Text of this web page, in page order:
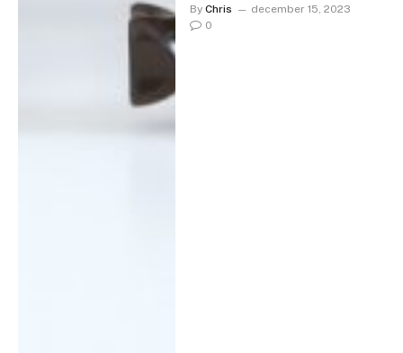
professionals
By Chris
december 15, 2023
0